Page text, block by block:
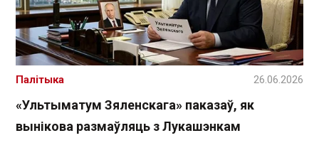
«Ультыматум Зяленскага» паказаў, як
вынікова размаўляць з Лукашэнкам
Палітыка 26.06.2026